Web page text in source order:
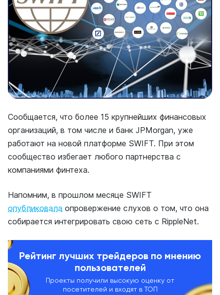
Сообщается, что более 15 крупнейших финансовых
организаций, в том числе и банк JPMorgan, уже
работают на новой платформе SWIFT. При этом
сообщество избегает любого партнерства с
компаниями финтеха.
Напомним, в прошлом месяце SWIFT
опубликовала опровержение слухов о том, что она
собирается интегрировать свою сеть с RippleNet.
Рейтинг лучших трейдеров по мнению
пользователей
Проекты получили высокую оценку от
посетителей и входят в ТОП